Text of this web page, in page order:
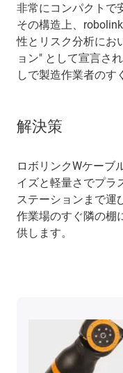
非常にコンパクトで
その構造上、
性とリスク分析にお
ョン" として宣言さ
しで製造作業者のす
解決策
ロボリンクWケーブ
イズと軽量さでプラ
ステーションまで運
作業場のすぐ隣の棚
供します。